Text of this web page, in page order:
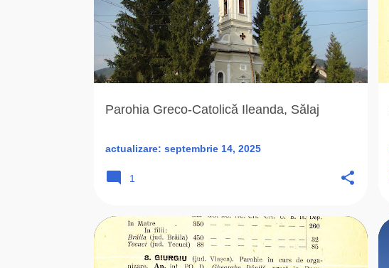
Parohia Greco-Catolică Ileanda, Sălaj
actualizare: septembrie 14, 2025
1
ARHIEPARHIA HUSARU MIHAI I IA IASI (IS)
IASI IS PAROHII ROMÂNIA +